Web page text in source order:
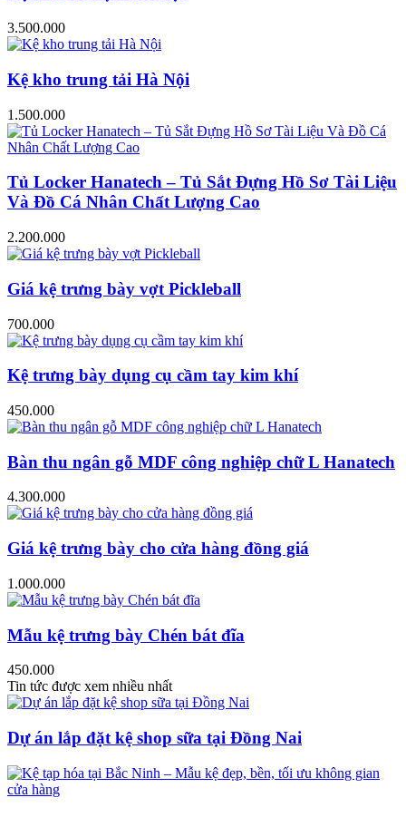
3.500.000
Kệ kho trung tải Hà Nội
1.500.000
Tủ Locker Hanatech – Tủ Sắt Đựng Hồ Sơ Tài Liệu
Và Đồ Cá Nhân Chất Lượng Cao
2.200.000
Giá kệ trưng bày vợt Pickleball
700.000
Kệ trưng bày dụng cụ cầm tay kim khí
450.000
Bàn thu ngân gỗ MDF công nghiệp chữ L Hanatech
4.300.000
Giá kệ trưng bày cho cửa hàng đồng giá
1.000.000
Mẫu kệ trưng bày Chén bát đĩa
450.000
Tin tức được xem nhiều nhất
Dự án lắp đặt kệ shop sữa tại Đồng Nai